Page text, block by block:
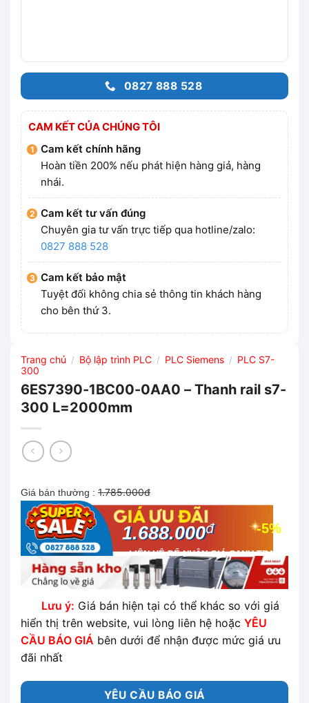
0827 888 528
CAM KẾT CỦA CHÚNG TÔI
Cam kết chính hãng
Hoàn tiền 200% nếu phát hiện hàng giả, hàng
nhái.
Cam kết tư vấn đúng
Chuyên gia tư vấn trực tiếp qua hotline/zalo:
0827 888 528
Cam kết bảo mật
Tuyệt đối không chia sẻ thông tin khách hàng
cho bên thứ 3.
Trang chủ / Bộ lập trình PLC / PLC Siemens / PLC S7-
300
6ES7390-1BC00-0AA0 – Thanh rail s7-
300 L=2000mm
Giá bán thường : 1.785.000đ
-5%
1.688.000đ
LIÊN HỆ ĐỂ NHẬN GIÁ CẠNH TRANH
NHẤT THỊ TRƯỜNG
Lưu ý: Giá bán hiện tại có thể khác so với giá
hiển thị trên website, vui lòng liên hệ hoặc YÊU
CẦU BÁO GIÁ bên dưới để nhận được mức giá ưu
đãi nhất
YÊU CẦU BÁO GIÁ